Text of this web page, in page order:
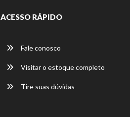
ACESSO RÁPIDO
Fale conosco
Visitar o estoque completo
Tire suas dúvidas